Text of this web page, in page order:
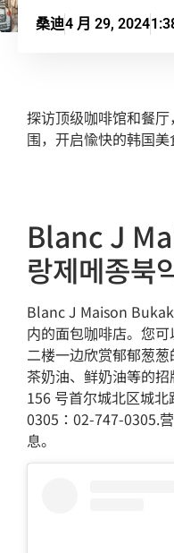
桑迪4 月 29, 2024
探访顶级咖啡馆和餐
围，开启愉快的韩国美
Blanc J
랑제메종북
Blanc J Maison
内的面包咖啡店。您
二楼一边欣赏郁郁葱
茶奶油、鲜奶油等的
156 号首尔城北区城
0305：02-747-0305.
息。